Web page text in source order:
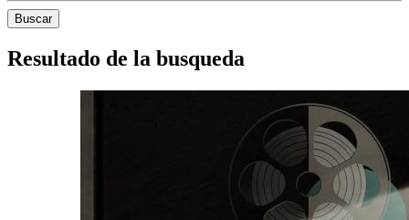
Resultado de la busqueda